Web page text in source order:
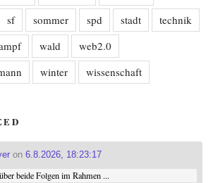
sf sommer spd stadt
technik
wald
web2.0
winter wissenschaft
on 6.8.2026, 18:23:17
beide Folgen im Rahmen ...